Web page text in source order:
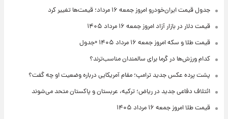
جدول قیمت ایران‌خودرو امروز جمعه ۱۶ مرداد؛ قیمت‌ها تغییر کرد
قیمت دلار در بازار آزاد امروز جمعه ۱۶ مرداد ۱۴۰۵
قیمت طلا و سکه امروز جمعه ۱۶ مرداد ۱۴۰۵ +جدول
کدام ورزش‌ها در گرما برای سالمندان مناسب‌ترند؟
پشت پرده عکس جدید ترامپ؛ مقام آمریکایی درباره وضعیت او چه گفت؟
ائتلاف دفاعی جدید در ریاض؛ ترکیه، عربستان و پاکستان متحد می‌شوند
قیمت طلا امروز جمعه ۱۶ مرداد ۱۴۰۵